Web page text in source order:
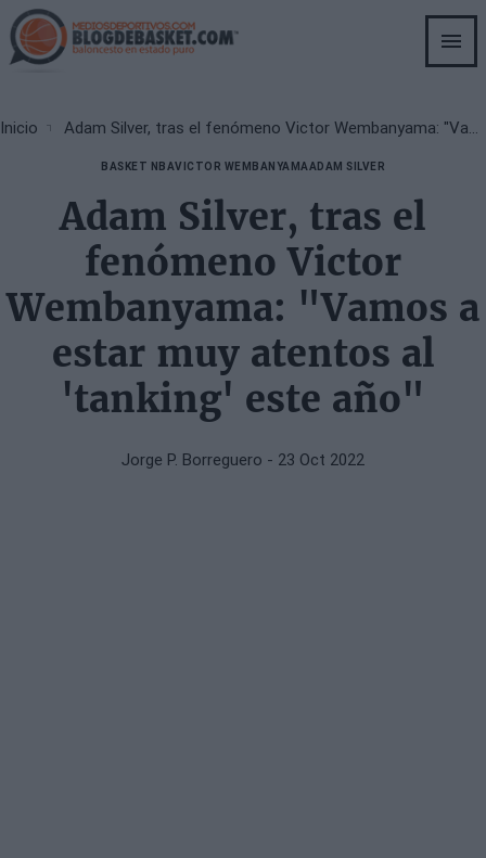
Skip
to
main
Breadcrumb
Inicio Adam Silver, tras el fenómeno Victor Wembanyama: "Vamos a estar muy atentos al 'tanking' este año"
BASKET NBAVICTOR WEMBANYAMAADAM SILVER
Adam Silver, tras el
fenómeno Victor
Wembanyama: "Vamos a
estar muy atentos al
'tanking' este año"
Jorge P. Borreguero - 23 Oct 2022